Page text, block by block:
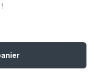
Complet